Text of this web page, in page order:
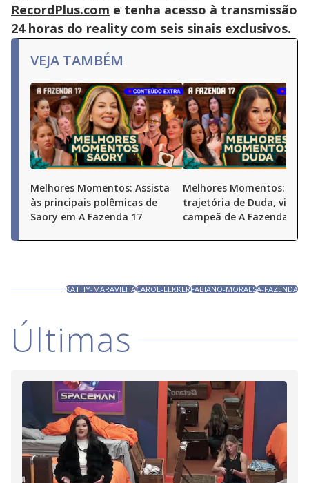
RecordPlus.com e tenha acesso à transmissão
24 horas do reality com seis sinais exclusivos.
VEJA TAMBÉM
Melhores Momentos: Assista
às principais polêmicas de
Saory em A Fazenda 17
Melhores Momentos:
trajetória de Duda, vice-
campeã de A Fazenda 17
KATHY-MARAVILHACAROL-LEKKERFABIANO-MORAESA-FAZENDA
Últimas